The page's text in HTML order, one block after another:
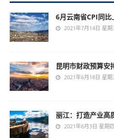
6月云南省CPI同
2021年7月14日 星期
昆明市财政预算安
2021年6月18日 星期
丽江：打造产业高
2021年6月3日 星期